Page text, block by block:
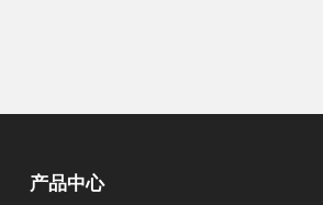
产品中心